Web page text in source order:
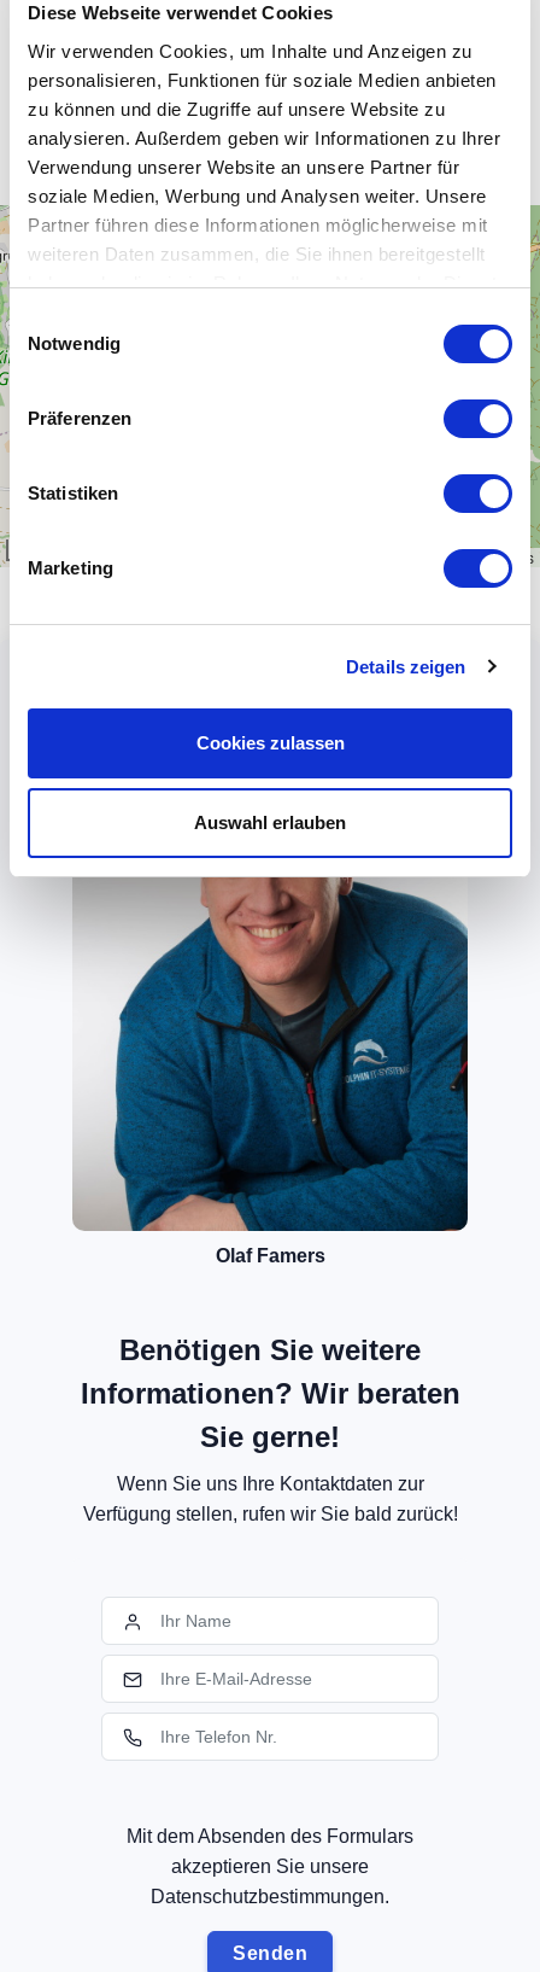
Diese Webseite verwendet Cookies
Wir verwenden Cookies, um Inhalte und Anzeigen zu
personalisieren, Funktionen für soziale Medien anbieten
zu können und die Zugriffe auf unsere Website zu
analysieren. Außerdem geben wir Informationen zu Ihrer
Verwendung unserer Website an unsere Partner für
soziale Medien, Werbung und Analysen weiter. Unsere
Partner führen diese Informationen möglicherweise mit
weiteren Daten zusammen, die Sie ihnen bereitgestellt
haben oder die sie im Rahmen Ihrer Nutzung der Dienste
Einwilligungsauswahl
Notwendig
Präferenzen
Statistiken
Marketing
Details zeigen
Cookies zulassen
Auswahl erlauben
Unsere WLAN-Hotspots in
Kirchberg
+
OpenStreetMapcontributors
Olaf Famers
Benötigen Sie weitere
Informationen? Wir beraten
Sie gerne!
Wenn Sie uns Ihre Kontaktdaten zur
Verfügung stellen, rufen wir Sie bald zurück!
Mit dem Absenden des Formulars
akzeptieren Sie unsere
Datenschutzbestimmungen.